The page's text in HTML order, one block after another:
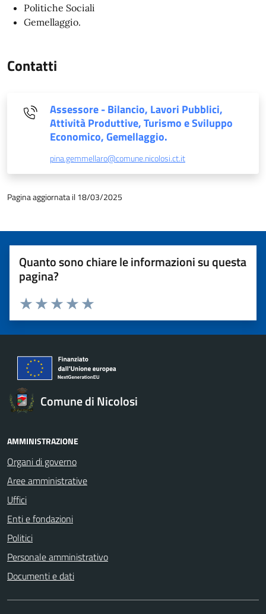
Politiche Sociali
Gemellaggio.
Contatti
Assessore - Bilancio, Lavori Pubblici,
Attività Produttive, Turismo e Sviluppo
Economico, Gemellaggio.
pina.gemmellaro@comune.nicolosi.ct.it
Pagina aggiornata il 18/03/2025
Quanto sono chiare le informazioni su questa
pagina?
Valuta 5 stelle su 5
Valuta 4 stelle su 5
Valuta 3 stelle su 5
Valuta 2 stelle su 5
Valuta 1 stelle su 5
Comune di Nicolosi
AMMINISTRAZIONE
Organi di governo
Aree amministrative
Uffici
Enti e fondazioni
Politici
Personale amministrativo
Documenti e dati